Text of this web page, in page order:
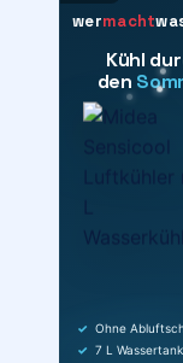
wermacht
Kühl
den
Ohne
7 L Wassertank